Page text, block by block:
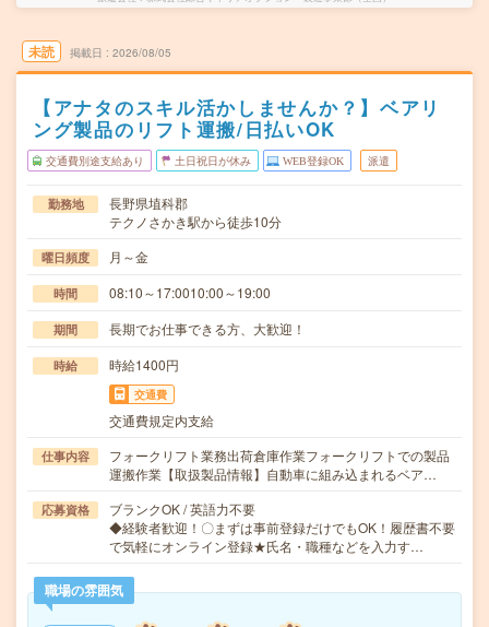
未読 掲載日 2026/08/05
【アナタのスキル活かしませんか？】ベアリ
ング製品のリフト運搬/日払いOK
交通費別途支給あり 土日祝日が休み WEB登録OK 派遣
勤務地
長野県埴科郡
テクノさかき駅から徒歩10分
曜日頻度 月～金
時間 08:10～17:0010:00～19:00
期間 長期でお仕事できる方、大歓迎！
時給 時給1400円
交通費
交通費規定内支給
仕事内容
フォークリフト業務出荷倉庫作業フォークリフトでの製品
運搬作業【取扱製品情報】自動車に組み込まれるベア…
応募資格
ブランクOK / 英語力不要
◆経験者歓迎！〇まずは事前登録だけでもOK！履歴書不要
で気軽にオンライン登録★氏名・職種などを入力す…
職場の雰囲気